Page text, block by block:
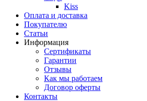
Kiss
Оплата и доставка
Покупателю
Статьи
Информация
Сертификаты
Гарантии
Отзывы
Как мы работаем
Договор оферты
Контакты